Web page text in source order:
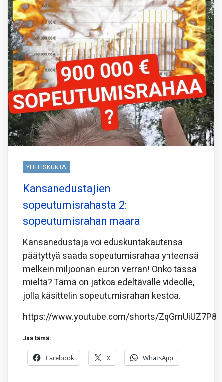
YHTEISKUNTA
Kansanedustajien
sopeutumisrahasta 2:
sopeutumisrahan määrä
Kansanedustaja voi eduskuntakautensa
päätyttyä saada sopeutumisrahaa yhteensä
melkein miljoonan euron verran! Onko tässä
mieltä? Tämä on jatkoa edeltävälle videolle,
jolla käsittelin sopeutumisrahan kestoa.
https://www.youtube.com/shorts/ZqGmUiUZ7P8
Jaa tämä:
Facebook X WhatsApp